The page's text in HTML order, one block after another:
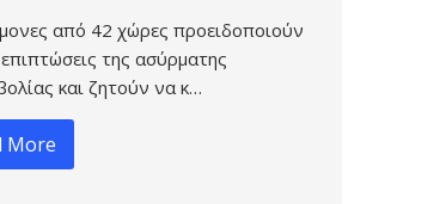
από 42 χώρες προειδοποιούν
επιπτώσεις της ασύρματης
και ζητούν να κ…
More